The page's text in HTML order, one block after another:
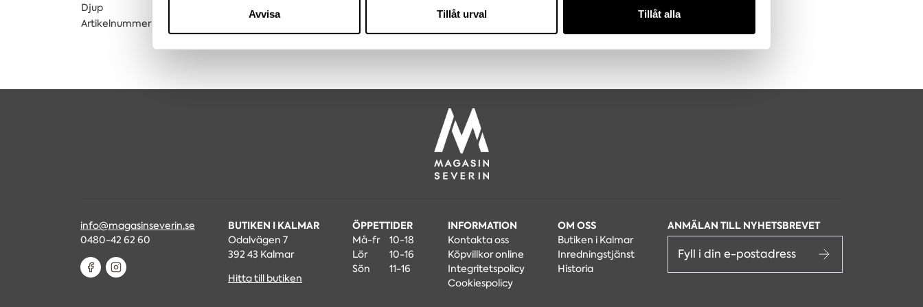
till de sociala medier och annons- och analysföretag som vi samarbetar med. Dessa kan i sin tur kombinera informationen
Avvisa Tillåt urval Tillåt alla
Djup
Artikelnummer
BUTIKEN I KALMAR
Odalvägen 7
392 43 Kalmar
Hitta till butiken
ÖPPETTIDER
Må-fr
10-18
Lör
10-16
Sön
11-16
INFORMATION
Kontakta oss
Köpvillkor online
Integritetspolicy
Cookiespolicy
OM OSS
Butiken i Kalmar
Inredningstjänst
Historia
info@magasinseverin.se
0480-42 62 60
ANMÄLAN TILL NYHETSBREVET